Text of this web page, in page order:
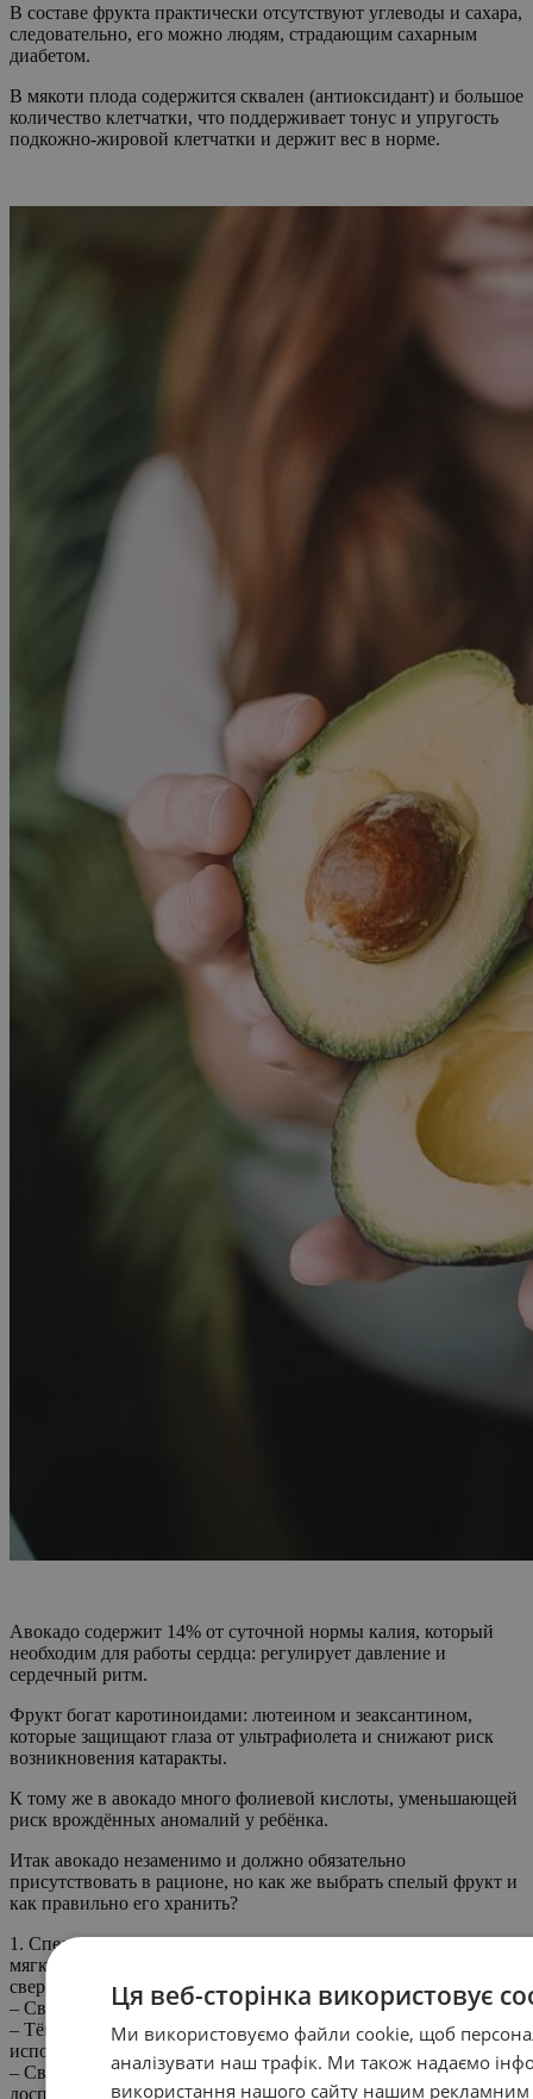
В составе фрукта практически отсутствуют углеводы и сахара,
следовательно, его можно людям, страдающим сахарным
диабетом.
В мякоти плода содержится сквален (антиоксидант) и большое
количество клетчатки, что поддерживает тонус и упругость
подкожно-жировой клетчатки и держит вес в норме.
Авокадо содержит 14% от суточной нормы калия, который
необходим для работы сердца: регулирует давление и
сердечный ритм.
Фрукт богат каротиноидами: лютеином и зеаксантином,
которые защищают глаза от ультрафиолета и снижают риск
возникновения катаракты.
К тому же в авокадо много фолиевой кислоты, уменьшающей
риск врождённых аномалий у ребёнка.
Итак авокадо незаменимо и должно обязательно
присутствовать в рационе, но как же выбрать спелый фрукт и
как правильно его хранить?
1. Спелое авокадо мягкое в верхней части и лишь немного
мягкое при нажатии в середине. 2. Оторвите плодоножку
сверху авокадо, если мякоть:
– Светло-зелёная – берём;
– Тёмно-зелёная/коричневая – переспелое (можно
использовать как масло или в качестве косметических масок);
– Светло-желтое или плодоножку сложно оторвать – не
доспело.
Ця веб-сторінка використовує
Ми використовуємо файли cookie, щоб
аналізувати наш трафік. Ми також надаємо
використання нашого сайту нашим рекламним